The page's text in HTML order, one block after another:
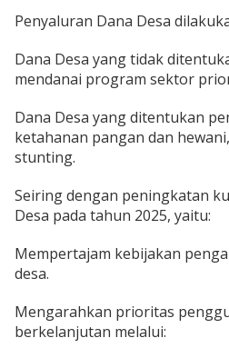
Penyaluran Dana Desa
Dana Desa yang tidak
mendanai program sektor
Dana Desa yang ditentukan
ketahanan pangan dan
stunting.
Seiring dengan peningkatan
Desa pada tahun 2025, yaitu:
Mempertajam kebijakan
desa.
Mengarahkan prioritas
berkelanjutan melalui: